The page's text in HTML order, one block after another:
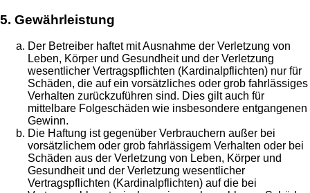
5. Gewährleistung
Der Betreiber haftet mit Ausnahme der Verletzung von
Leben, Körper und Gesundheit und der Verletzung
wesentlicher Vertragspflichten (Kardinalpflichten) nur für
Schäden, die auf ein vorsätzliches oder grob fahrlässiges
Verhalten zurückzuführen sind. Dies gilt auch für
mittelbare Folgeschäden wie insbesondere entgangenen
Gewinn.
Die Haftung ist gegenüber Verbrauchern außer bei
vorsätzlichem oder grob fahrlässigem Verhalten oder bei
Schäden aus der Verletzung von Leben, Körper und
Gesundheit und der Verletzung wesentlicher
Vertragspflichten (Kardinalpflichten) auf die bei